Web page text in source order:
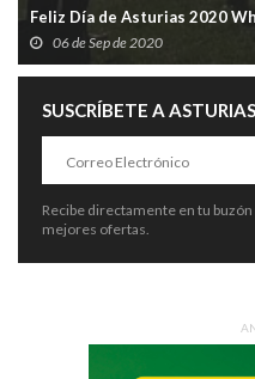
Feliz Día de Asturias 2020
06 de Sep de 2020
SUSCRÍBETE A
Recibe directamente en tu
mejores ofertas.